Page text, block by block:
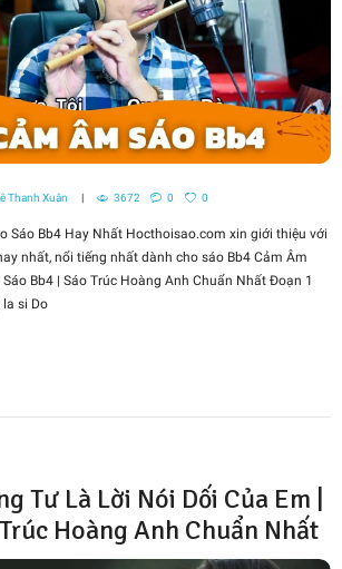
Thanh Xuân 3672 0 0
Sáo Bb4 Hay Nhất Hocthoisao.com xin giới thiệu với
nhất, nổi tiếng nhất dành cho sáo Bb4 Cảm Âm
Bb4 | Sáo Trúc Hoàng Anh Chuẩn Nhất Đoạn 1
la si Do
Tư Là Lời Nói Dối Của Em |
Hoàng Anh Chuẩn Nhất